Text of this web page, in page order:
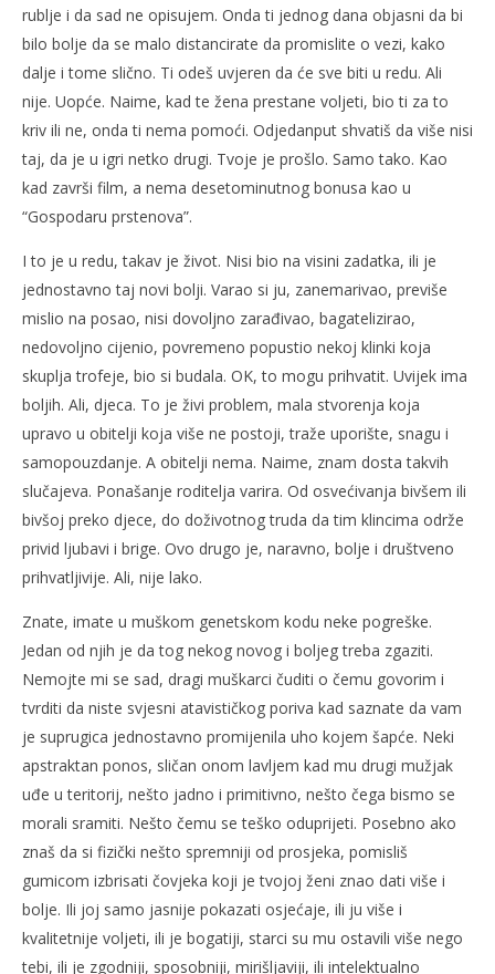
rublje i da sad ne opisujem. Onda ti jednog dana objasni da bi
bilo bolje da se malo distancirate da promislite o vezi, kako
dalje i tome slično. Ti odeš uvjeren da će sve biti u redu. Ali
nije. Uopće. Naime, kad te žena prestane voljeti, bio ti za to
kriv ili ne, onda ti nema pomoći. Odjedanput shvatiš da više nisi
taj, da je u igri netko drugi. Tvoje je prošlo. Samo tako. Kao
kad završi film, a nema desetominutnog bonusa kao u
“Gospodaru prstenova”.
I to je u redu, takav je život. Nisi bio na visini zadatka, ili je
jednostavno taj novi bolji. Varao si ju, zanemarivao, previše
mislio na posao, nisi dovoljno zarađivao, bagatelizirao,
nedovoljno cijenio, povremeno popustio nekoj klinki koja
skuplja trofeje, bio si budala. OK, to mogu prihvatit. Uvijek ima
boljih. Ali, djeca. To je živi problem, mala stvorenja koja
upravo u obitelji koja više ne postoji, traže uporište, snagu i
samopouzdanje. A obitelji nema. Naime, znam dosta takvih
slučajeva. Ponašanje roditelja varira. Od osvećivanja bivšem ili
bivšoj preko djece, do doživotnog truda da tim klincima održe
privid ljubavi i brige. Ovo drugo je, naravno, bolje i društveno
prihvatljivije. Ali, nije lako.
Znate, imate u muškom genetskom kodu neke pogreške.
Jedan od njih je da tog nekog novog i boljeg treba zgaziti.
Nemojte mi se sad, dragi muškarci čuditi o čemu govorim i
tvrditi da niste svjesni atavističkog poriva kad saznate da vam
je suprugica jednostavno promijenila uho kojem šapće. Neki
apstraktan ponos, sličan onom lavljem kad mu drugi mužjak
uđe u teritorij, nešto jadno i primitivno, nešto čega bismo se
morali sramiti. Nešto čemu se teško oduprijeti. Posebno ako
znaš da si fizički nešto spremniji od prosjeka, pomisliš
gumicom izbrisati čovjeka koji je tvojoj ženi znao dati više i
bolje. Ili joj samo jasnije pokazati osjećaje, ili ju više i
kvalitetnije voljeti, ili je bogatiji, starci su mu ostavili više nego
tebi, ili je zgodniji, sposobniji, mirišljaviji, ili intelektualno